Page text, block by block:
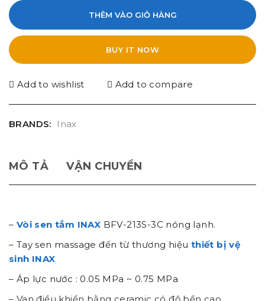
THÊM VÀO GIỎ HÀNG
BUY IT NOW
Add to wishlist Add to compare
BRANDS: Inax
MÔ TẢ VẬN CHUYỂN
– Vòi sen tắm INAX BFV-213S-3C nóng lạnh.
– Tay sen massageđến từ thương hiệu thiết bị vệ
sinh INAX
– Áp lực nước : 0.05 MPa ~ 0.75 MPa